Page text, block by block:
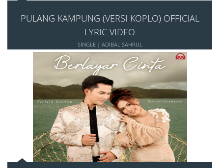
PULANG KAMPUNG (VERSI KOPLO) OFFICIAL
LYRIC VIDEO
SINGLE | ADIBAL SAHRUL